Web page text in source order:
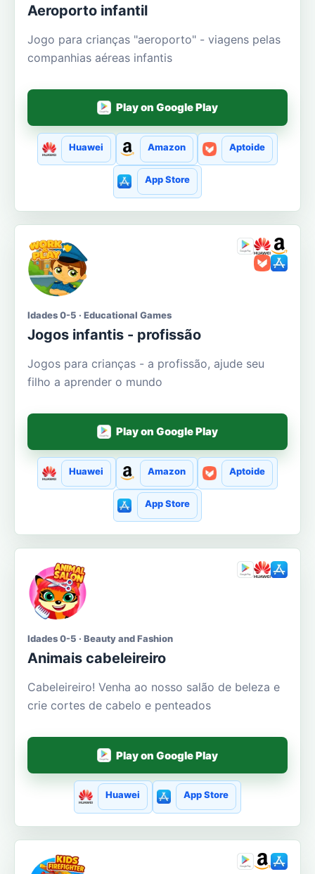
Aeroporto infantil
Jogo para crianças "aeroporto" - viagens pelas
companhias aéreas infantis
Play on Google Play
Huawei Amazon Aptoide
App Store
Idades 0-5 · Educational Games
Jogos infantis - profissão
Jogos para crianças - a profissão, ajude seu
filho a aprender o mundo
Play on Google Play
Huawei Amazon Aptoide
App Store
Idades 0-5 · Beauty and Fashion
Animais cabeleireiro
Cabeleireiro! Venha ao nosso salão de beleza e
crie cortes de cabelo e penteados
Play on Google Play
Huawei App Store